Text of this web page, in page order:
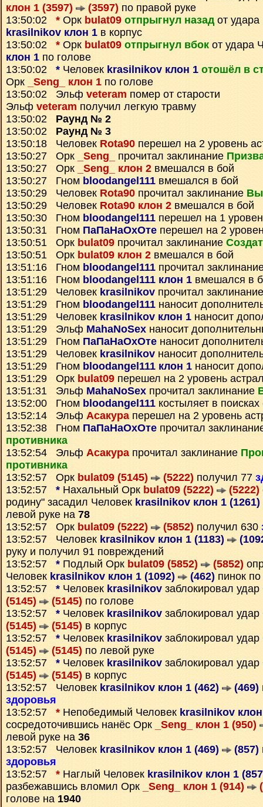
клон 1 (3597)
(3597) по правой руке
13:50:02 * Орк bulat09 отпрыгнул назадот удара
krasilnikov клон 1 в корпус
13:50:02 * Орк bulat09 отпрыгнул вбок от удара
клон 1 по голове
13:50:02 * Человек krasilnikov клон 1 отошёл в
Орк
_Seng_ клон 1 по голове
13:50:02 Эльф veteram помер от старости
Эльф veteram получил легкую травму
13:50:02 Раунд № 2
13:50:02 Раунд № 3
13:50:18 Человек Rota90 перешел на 2 уровень
13:50:27 Орк
_Seng_ прочитал заклинание
13:50:27 Орк
_Seng_ клон 2 вмешался в бой
13:50:27 Гном bloodangel111 вмешался в бой
13:50:29 Человек Rota90 прочитал заклинание
13:50:29 Человек Rota90 клон 2 вмешался в бой
13:50:30 Гном bloodangel111 перешел на 1
13:50:31 Гном ПаПаНаОхОте перешел на 2
13:50:51 Орк bulat09 прочитал заклинание
13:50:51 Орк bulat09 клон 2 вмешался в бой
13:51:16 Гном bloodangel111 прочитал
13:51:16 Гном bloodangel111 клон 1 вмешался в
13:51:29 Человек krasilnikov прочитал
13:51:29 Гном bloodangel111 наносит
13:51:29 Человек krasilnikov клон 1 наносит
13:51:29 Эльф MahaNoSex наносит
13:51:29 Гном ПаПаНаОхОте наносит
13:51:29 Человек krasilnikov наносит
13:51:29 Гном bloodangel111 клон 1 наносит
13:51:29 Орк bulat09 перешел на 2 уровень
13:51:31 Эльф MahaNoSex прочитал заклинание
13:52:00 Гном bloodangel111 костыляет в поисках
13:52:14 Эльф Асакураперешел на 2 уровень
13:52:38 Гном ПаПаНаОхОте прочитал
противника
13:52:54 Эльф Асакурапрочитал заклинание
противника
13:52:57 Орк bulat09 (5145) (5222) получил 77
13:52:57 * Нахальный Орк bulat09 (5222) (5222)
родину" засадил Человек krasilnikov клон 1 (1261)
левой руке на 78
13:52:57 Орк bulat09 (5222) (5852) получил 630
13:52:57 Человек krasilnikov клон 1 (1183)
руку и получил 91 повреждений
13:52:57 * Подлый Орк bulat09 (5852) (5852)
Человек krasilnikov клон 1 (1092) (462) пинок
13:52:57 * Человек krasilnikov заблокировал
(5145)
(5145) по голове
13:52:57 * Человек krasilnikov заблокировал
(5145)
(5145) в корпус
13:52:57 * Человек krasilnikov заблокировал
(5145)
(5145) по левой руке
13:52:57 * Человек krasilnikov заблокировал
(5145)
(5145) в корпус
13:52:57 Человек krasilnikov клон 1 (462) (469)
здоровья
13:52:57 * Непобедимый Человек krasilnikov
сосредоточившись нанёс Орк
_Seng_ клон 1 (950)
левой руке на 36
13:52:57 Человек krasilnikov клон 1 (469) (857)
здоровья
13:52:57 * Наглый Человек krasilnikov клон 1
разбежавшись вломил Орк
_Seng_ клон 1 (914)
голове на 1940